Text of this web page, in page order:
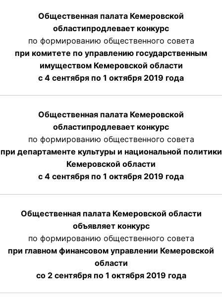
Общественная палата Кемеровской
областипродлевает конкурс
по формированию общественного совета
при комитете по управлению государственным
имуществом Кемеровской области
с 4 сентября по 1 октября 2019 года
Общественная палата Кемеровской
областипродлевает конкурс
по формированию общественного совета
при департаменте культуры и национальной политики
Кемеровской области
с 4 сентября по 1 октября 2019 года
Общественная палата Кемеровской области
объявляет конкурс
по формированию общественного совета
при главном финансовом управлении Кемеровской
области
со 2 сентября по 1 октября 2019 года